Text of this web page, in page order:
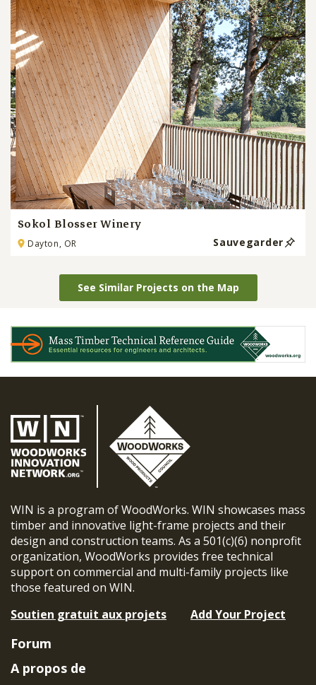
Sokol Blosser Winery
Dayton, OR Sauvegarder
See Similar Projects on the Map
WIN is a program of WoodWorks. WIN showcases mass
timber and innovative light-frame projects and their
design and construction teams. As a 501(c)(6) nonprofit
organization, WoodWorks provides free technical
support on commercial and multi-family projects like
those featured on WIN.
Soutien gratuit aux projets
Add Your Project
Forum
A propos de